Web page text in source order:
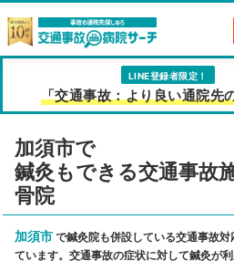
LINE登録者限定！
「交通事故：より良い通院先
加須市で
鍼灸もできる交通事故
骨院
加須市 で鍼灸院も併設している交通事故
ています。交通事故の症状に対して鍼灸が利